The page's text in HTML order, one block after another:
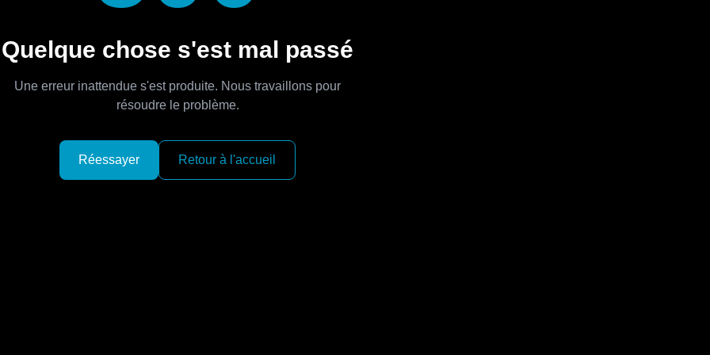
Quelque chose s'est mal passé
Une erreur inattendue s'est produite. Nous travaillons pour
résoudre le problème.
Réessayer Retour à l'accueil